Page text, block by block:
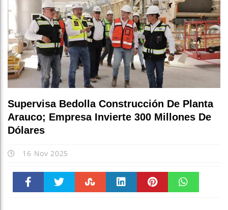
Supervisa Bedolla Construcción De Planta
Arauco; Empresa Invierte 300 Millones De
Dólares
16 Nov 2025